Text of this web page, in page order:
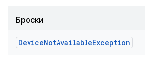
Броски
DeviceNotAvailableException